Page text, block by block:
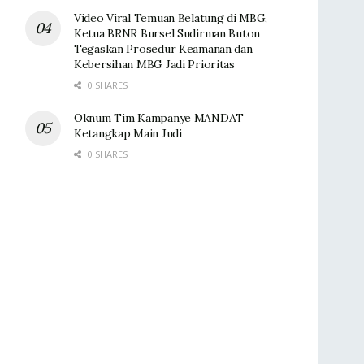
Video Viral Temuan Belatung di MBG,
Ketua BRNR Bursel Sudirman Buton
Tegaskan Prosedur Keamanan dan
Kebersihan MBG Jadi Prioritas
0 SHARES
Oknum Tim Kampanye MANDAT
Ketangkap Main Judi
0 SHARES